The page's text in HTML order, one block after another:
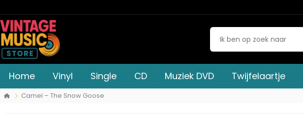
Home Vinyl Single CD Muziek DVD Twijfelaartje
Camel – The Snow Goose